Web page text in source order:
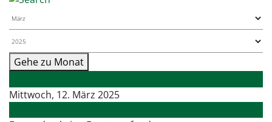
Gehe zu Monat
Mittwoch, 12. März 2025